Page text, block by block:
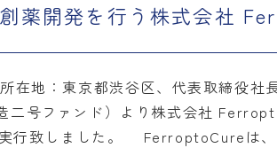
薬開発を行う株式会社
地：東京都渋谷区、代表取締役社
二号ファンド）より株式会社
行致しました。 FerroptoCureは、